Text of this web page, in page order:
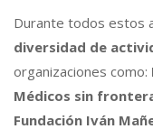
Durante todos estos
diversidad de
organizaciones como:
Médicos sin
Fundación Iván